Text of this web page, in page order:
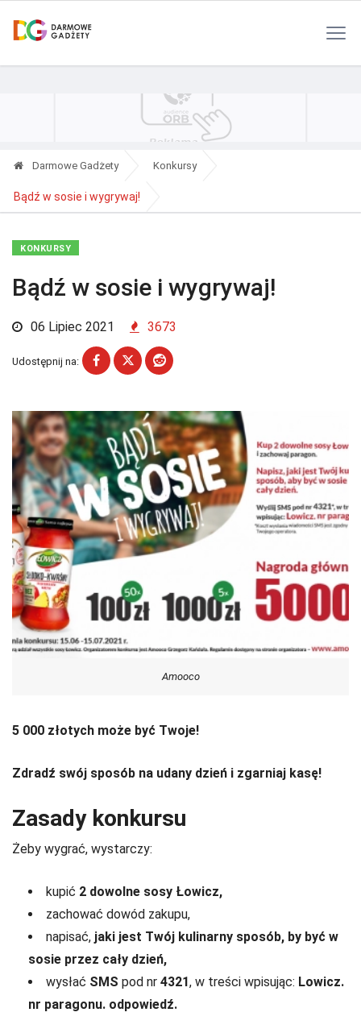
Darmowe Gadżety Konkursy
Bądź w sosie i wygrywaj!
KONKURSY
Bądź w sosie i wygrywaj!
06 Lipiec 2021 3673
Udostępnij na:
Amooco
5 000 złotych może być Twoje!
Zdradź swój sposób na udany dzień i zgarniaj kasę!
Zasady konkursu
Żeby wygrać, wystarczy:
kupić 2 dowolne sosy Łowicz,
zachować dowód zakupu,
napisać, jaki jest Twój kulinarny sposób, by być w
sosie przez cały dzień,
wysłać SMS pod nr 4321, w treści wpisując: Lowicz.
nr paragonu. odpowiedź.